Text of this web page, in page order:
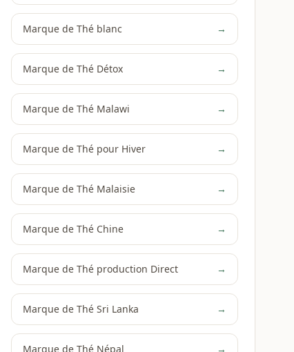
Marque de Thé blanc →
Marque de Thé Détox →
Marque de Thé Malawi →
Marque de Thé pour Hiver →
Marque de Thé Malaisie →
Marque de Thé Chine →
Marque de Thé production Direct →
Marque de Thé Sri Lanka →
Marque de Thé Népal →